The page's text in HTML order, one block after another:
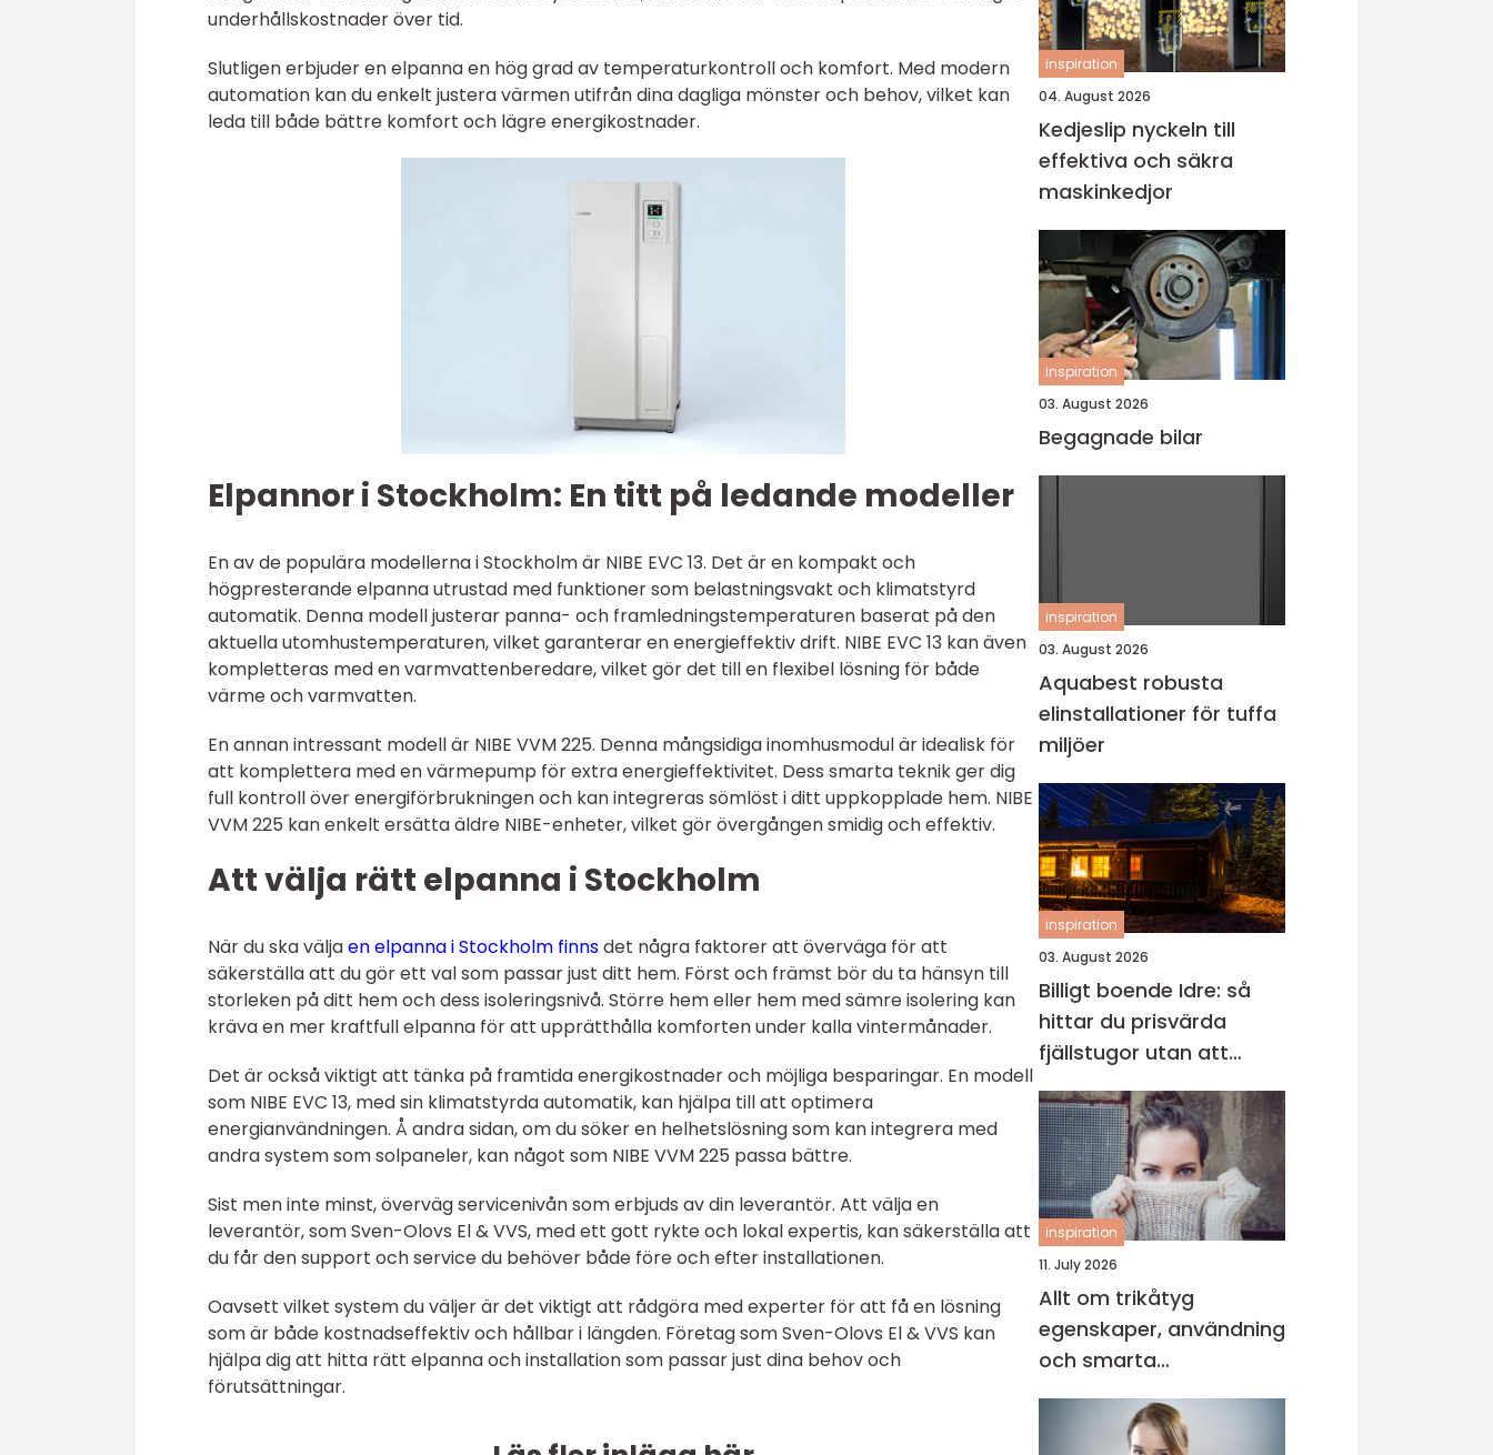
underhållskostnader över tid.
Slutligen erbjuder en elpanna en hög grad av temperaturkontroll och komfort. Med modern
automation kan du enkelt justera värmen utifrån dina dagliga mönster och behov, vilket kan
leda till både bättre komfort och lägre energikostnader.
Elpannor i Stockholm: En titt på ledande modeller
En av de populära modellerna i Stockholm är NIBE EVC 13. Det är en kompakt och
högpresterande elpanna utrustad med funktioner som belastningsvakt och klimatstyrd
automatik. Denna modell justerar panna- och framledningstemperaturen baserat på den
aktuella utomhustemperaturen, vilket garanterar en energieffektiv drift. NIBE EVC 13 kan även
kompletteras med en varmvattenberedare, vilket gör det till en flexibel lösning för både
värme och varmvatten.
En annan intressant modell är NIBE VVM 225. Denna mångsidiga inomhusmodul är idealisk för
att komplettera med en värmepump för extra energieffektivitet. Dess smarta teknik ger dig
full kontroll över energiförbrukningen och kan integreras sömlöst i ditt uppkopplade hem. NIBE
VVM 225 kan enkelt ersätta äldre NIBE-enheter, vilket gör övergången smidig och effektiv.
Att välja rätt elpanna i Stockholm
När du ska väljaen elpanna i Stockholm finnsdet några faktorer att överväga för att
säkerställa att du gör ett val som passar just ditt hem. Först och främst bör du ta hänsyn till
storleken på ditt hem och dess isoleringsnivå. Större hem eller hem med sämre isolering kan
kräva en mer kraftfull elpanna för att upprätthålla komforten under kalla vintermånader.
Det är också viktigt att tänka på framtida energikostnader och möjliga besparingar. En modell
som NIBE EVC 13, med sin klimatstyrda automatik, kan hjälpa till att optimera
energianvändningen. Å andra sidan, om du söker en helhetslösning som kan integrera med
andra system som solpaneler, kan något som NIBE VVM 225 passa bättre.
Sist men inte minst, överväg servicenivån som erbjuds av din leverantör. Att välja en
leverantör, som Sven-Olovs El & VVS, med ett gott rykte och lokal expertis, kan säkerställa att
du får den support och service du behöver både före och efter installationen.
Oavsett vilket system du väljer är det viktigt att rådgöra med experter för att få en lösning
som är både kostnadseffektiv och hållbar i längden. Företag som Sven-Olovs El & VVS kan
hjälpa dig att hitta rätt elpanna och installation som passar just dina behov och
förutsättningar.
inspiration
04. August 2026
Kedjeslip nyckeln till
effektiva och säkra
maskinkedjor
inspiration
03. August 2026
Begagnade bilar
inspiration
03. August 2026
Aquabest robusta
elinstallationer för tuffa
miljöer
inspiration
03. August 2026
Billigt boende Idre: så
hittar du prisvärda
fjällstugor utan att
kompromissa på
upplevelsen
inspiration
11. July 2026
Allt om trikåtyg
egenskaper, användning
och smarta
sömnadstips